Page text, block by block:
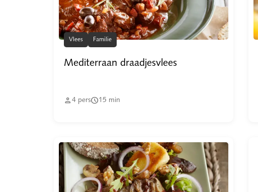
Mediterraan draadjesvlees
 4 pers15 min
Vlees Familie